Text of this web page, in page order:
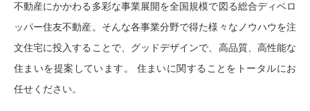
不動産にかかわる多彩な事業展開を全国規模で図る総合ディベロ
ッパー住友不動産。そんな各事業分野で得た様々なノウハウを注
文住宅に投入することで、グッドデザインで、高品質、高性能な
住まいを提案しています。 住まいに関することをトータルにお
任せください。